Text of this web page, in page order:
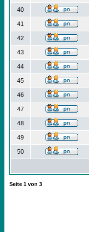
40
41
42
43
44
45
46
47
48
49
50
Seite 1 von 3